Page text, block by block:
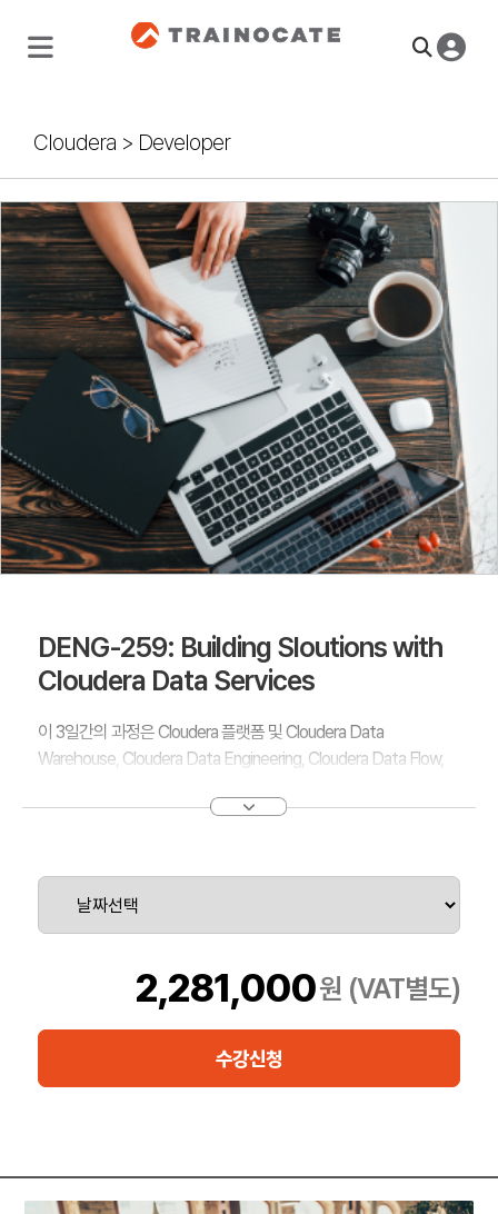
Cloudera > Developer
DENG-259: Building Sloutions with
Cloudera Data Services
이 3일간의 과정은 Cloudera 플랫폼 및 Cloudera Data
Warehouse, Cloudera Data Engineering, Cloudera Data Flow,
해할 수 있도록 지원합니다. 참가자들은 Cloudera 생태계 내에서 데
이 과정은 기업의 요구에 맞춘 확장 가능하고, 안전하며, 효율적인
다. 핵심 주제에는 데이터 수집 및 처리, 스트림 관리, 쿼리 최적화,
머신러닝 통합, 그리고 운영 환경에서의 리소스 성능 관리가 포함됩
니다.
2,281,000원 (VAT별도)
수강신청